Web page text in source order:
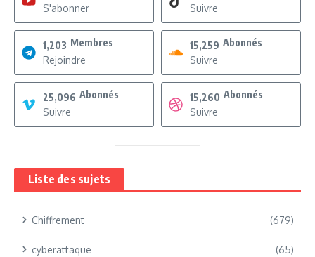
S'abonner
Suivre
1,203 Membres
Rejoindre
15,259 Abonnés
Suivre
25,096 Abonnés
Suivre
15,260 Abonnés
Suivre
Liste des sujets
Chiffrement (679)
cyberattaque (65)